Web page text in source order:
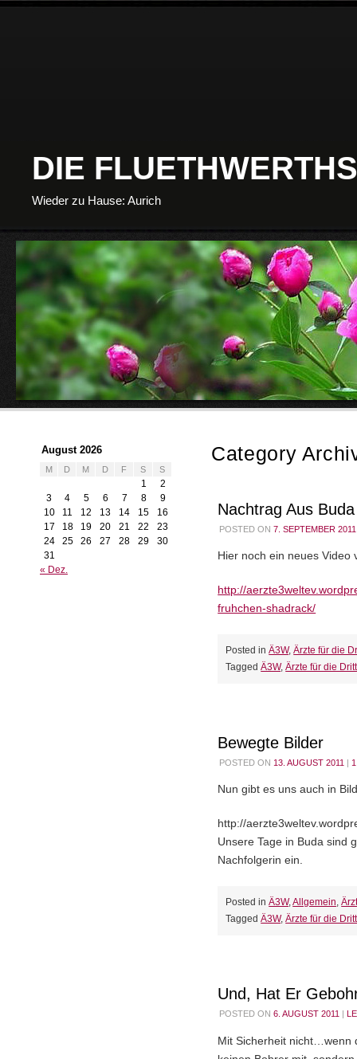
DIE
Wieder zu Hause: Aurich
Category
Nachtrag Aus Buda
POSTED ON 7. SEPTEMBER 2011
Hier noch ein neues Video
http://
fruhchen-shadrack/
Posted in Ä3W,Ärzte für die
Tagged Ä3W,Ärzte für die
Bewegte Bilder
POSTED ON 13. AUGUST 2011 |
Nun gibt es uns auch in
http://
Unsere Tage in Buda sind
Nachfolgerin ein.
Posted in Ä3W,Allgemein ,
Tagged Ä3W,Ärzte für die
Und, Hat Er
POSTED ON 6. AUGUST 2011
Mit Sicherheit nicht…wenn
August 2026
M D M D F S S
1
2
3
4 5 6 7 8
9
10
11 12 13 14 15
16
17
18 19 20 21 22
23
24
25 26 27 28 29
30
31
« Dez.